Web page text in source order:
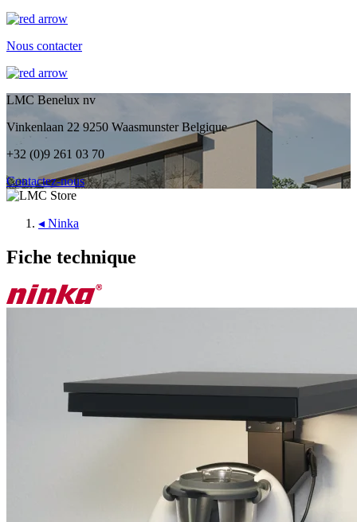
Nous contacter
LMC Benelux nv
Vinkenlaan 22 9250 Waasmunster Belgique
+32 (0)9 261 03 70
Contactez-nous
◂ Ninka
Fiche technique